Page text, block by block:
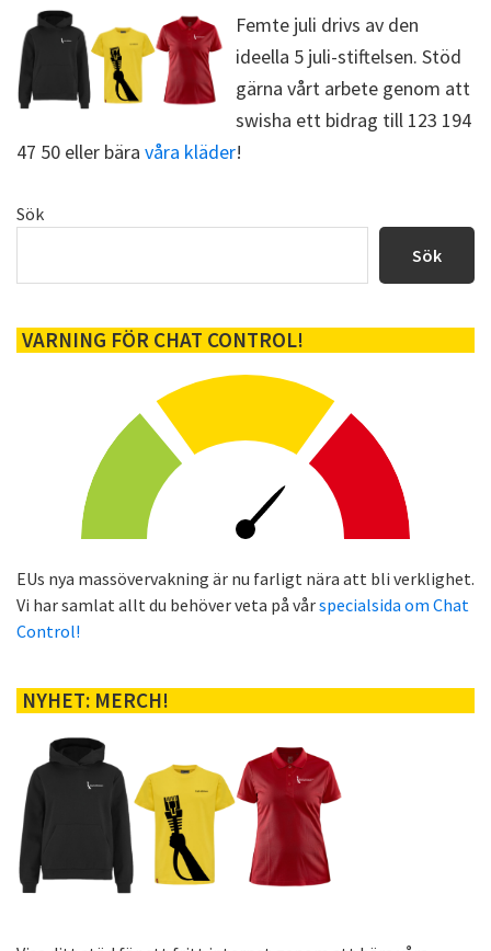
e
r
)
Femte juli drivs av den
ideella 5 juli-stiftelsen. Stöd
gärna vårt arbete genom att
swisha ett bidrag till 123 194
47 50 eller bära våra kläder!
Primärt
Sök
Sök
VARNING FÖR CHAT CONTROL!
EUs nya massövervakning är nu farligt nära att bli verklighet.
Vi har samlat allt du behöver veta på vårspecialsida om Chat
Control!
NYHET: MERCH!